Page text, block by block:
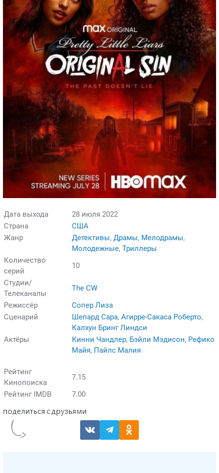
Дата выхода
28 июля 2022
Страна
США
Жанр
Детективы, Драмы, Мелодрамы,
Молодежные, Триллеры
Количество
серий
10
Студии/
Телеканалы
The CW
Режиссёр
Сопер Лиза
Сценарий
Шепард Сара, Агирре-Сакаса Роберто,
Калхун Бринг Линдси
Актёры
Кинни Чандлер, Бэйли Мэдисон, Рефико
Майя, Пайлс Малия
Рейтинг
Кинопоиска
7.15
Рейтинг IMDB
7.00